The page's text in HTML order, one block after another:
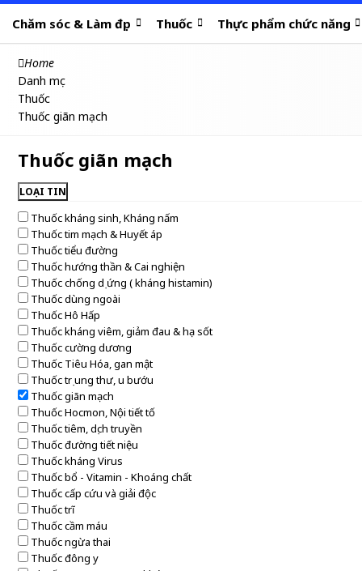
Chăm sóc & Làm đẹp Thuốc Thực phẩm chức năng
Home
Danh mục
Thuốc
Thuốc giãn mạch
Thuốc giãn mạch
LOẠI TIN
Thuốc kháng sinh, Kháng nấm
Thuốc tim mạch & Huyết áp
Thuốc tiểu đường
Thuốc hướng thần & Cai nghiện
Thuốc chống dị ứng ( kháng histamin)
Thuốc dùng ngoài
Thuốc Hô Hấp
Thuốc kháng viêm, giảm đau & hạ sốt
Thuốc cường dương
Thuốc Tiêu Hóa, gan mật
Thuốc trị ung thư, u bướu
Thuốc giãn mạch
Thuốc Hocmon, Nội tiết tố
Thuốc tiêm, dịch truyền
Thuốc đường tiết niệu
Thuốc kháng Virus
Thuốc bổ - Vitamin - Khoáng chất
Thuốc cấp cứu và giải độc
Thuốc trĩ
Thuốc cầm máu
Thuốc ngừa thai
Thuốc đông y